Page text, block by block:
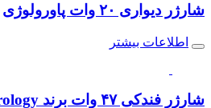
شارژر دیواری ۲۰ وات پاورولوژی
اطلاعات بیشتر